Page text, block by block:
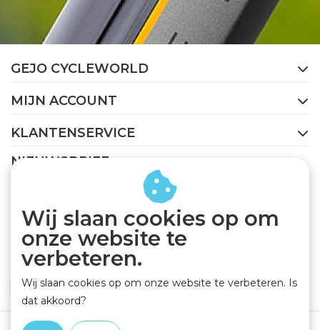
GEJO CYCLEWORLD
MIJN ACCOUNT
KLANTENSERVICE
NIEUWSBRIEF
Abonneer je op onze nieuwsbrief om op de hoogte te
ABONNEER
Wij slaan cookies op om
onze website te
verbeteren.
Wij slaan cookies op om onze website te verbeteren. Is
dat akkoord?